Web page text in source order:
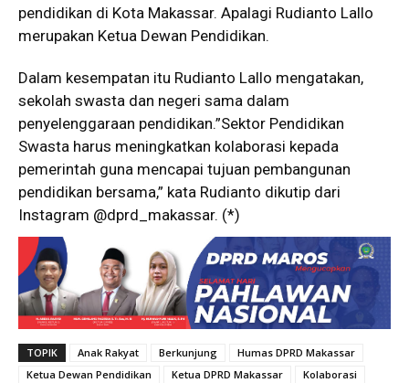
pendidikan di Kota Makassar. Apalagi Rudianto Lallo
merupakan Ketua Dewan Pendidikan.
Dalam kesempatan itu Rudianto Lallo mengatakan,
sekolah swasta dan negeri sama dalam
penyelenggaraan pendidikan.”Sektor Pendidikan
Swasta harus meningkatkan kolaborasi kepada
pemerintah guna mencapai tujuan pembangunan
pendidikan bersama,” kata Rudianto dikutip dari
Instagram @dprd_makassar. (*)
TOPIK Anak Rakyat Berkunjung
Humas DPRD Makassar
Ketua Dewan Pendidikan
Ketua DPRD Makassar
Kolaborasi